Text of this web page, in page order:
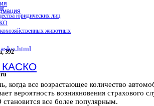
юридических лиц
животных
392
КАСКО
когда все возрастающее количество
вероятность возникновения страхового
все более популярным.